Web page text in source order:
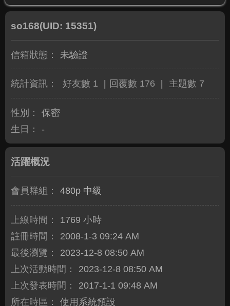
so168(UID: 15351)
信箱狀態： 未驗證
統計資訊： 好友數 1 回覆數 176 主題數 7
性別：
保密
生日：
-
活躍概況
會員群組： 480p 中級
上線時間：
1769 小時
註冊時間：
2008-1-3 09:24 AM
最後瀏覽：
2023-12-8 08:50 AM
上次活動時間：
2023-12-8 08:50 AM
上次發表時間：
2017-1-1 09:48 AM
所在時區：
使用系統預設